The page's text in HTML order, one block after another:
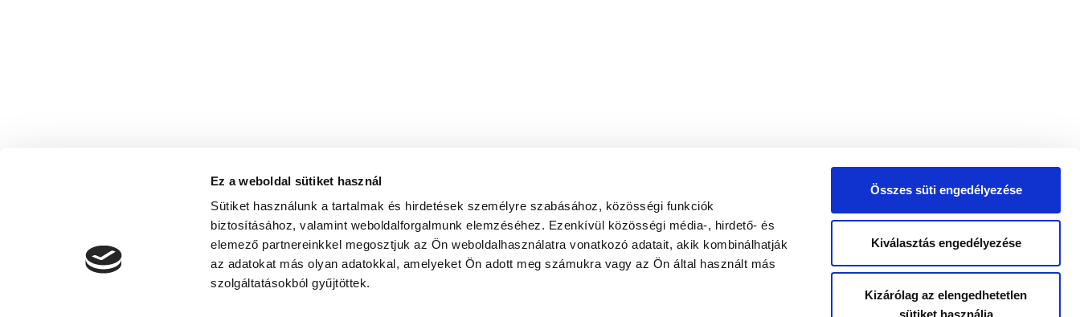
Ez a weboldal sütiket használ
Sütiket használunk a tartalmak és hirdetések személyre szabásához, közösségi funkciók
biztosításához, valamint weboldalforgalmunk elemzéséhez. Ezenkívül közösségi média-, hirdető- és
elemező partnereinkkel megosztjuk az Ön weboldalhasználatra vonatkozó adatait, akik kombinálhatják
az adatokat más olyan adatokkal, amelyeket Ön adott meg számukra vagy az Ön által használt más
szolgáltatásokból gyűjtöttek.
Összes süti engedélyezése
Kiválasztás engedélyezése
Kizárólag az elengedhetetlen
sütiket használja